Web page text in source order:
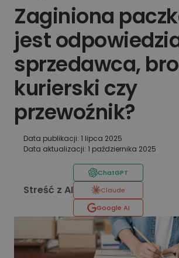
Zaginiona
jest
sprzedawca,
kurierski czy
przewoźnik?
Data publikacji: 1 lipca 2025
Data aktualizacji: 1 października 2025
Streść z AI
ChatGPT
Claude
Google AI